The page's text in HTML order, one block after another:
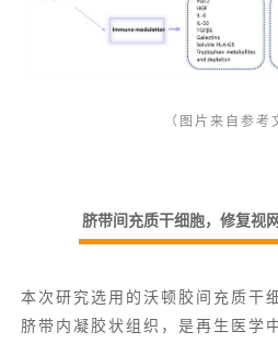
（图片来自参考
脐带间充质干细胞，修复视
本次研究选用的沃顿胶间充质干
脐带内凝胶状组织，是再生医学